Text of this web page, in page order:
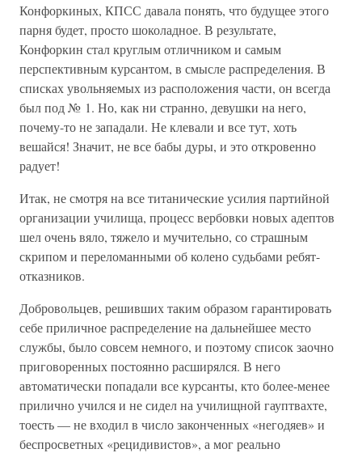
Конфоркиных, КПСС давала понять, что будущее этого
парня будет, просто шоколадное. В результате,
Конфоркин стал круглым отличником и самым
перспективным курсантом, в смысле распределения. В
списках увольняемых из расположения части, он всегда
был под № 1. Но, как ни странно, девушки на него,
почему-то не западали. Не клевали и все тут, хоть
вешайся! Значит, не все бабы дуры, и это откровенно
радует!
Итак, не смотря на все титанические усилия партийной
организации училища, процесс вербовки новых адептов
шел очень вяло, тяжело и мучительно, со страшным
скрипом и переломанными об колено судьбами ребят-
отказников.
Добровольцев, решивших таким образом гарантировать
себе приличное распределение на дальнейшее место
службы, было совсем немного, и поэтому список заочно
приговоренных постоянно расширялся. В него
автоматически попадали все курсанты, кто более-менее
прилично учился и не сидел на училищной гауптвахте,
тоесть — не входил в число законченных «негодяев» и
беспросветных «рецидивистов», а мог реально